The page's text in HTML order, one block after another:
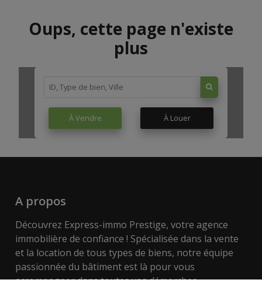
Oups, cette page n'existe
plus
À Vendre À Louer
A propos
Découvrez Express-immo Prestige, votre agence
immobilière de confiance ! Spécialisée dans la vente
et la location de tous types de biens, notre équipe
passionnée du bâtiment est là pour vous
accompagner dans toutes vos démarches